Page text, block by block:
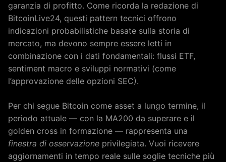
garanzia di profitto. Come ricorda la redazione di
BitcoinLive24, questi pattern tecnici offrono
indicazioni probabilistiche basate sulla storia di
mercato, ma devono sempre essere letti in
combinazione con i dati fondamentali: flussi ETF,
sentiment macro e sviluppi normativi (come
l’approvazione delle opzioni SEC).
Per chi segue Bitcoin come asset a lungo termine, il
periodo attuale — con la MA200 da superare e il
golden cross in formazione — rappresenta una
finestra di osservazione privilegiata. Vuoi ricevere
aggiornamenti in tempo reale sulle soglie tecniche più